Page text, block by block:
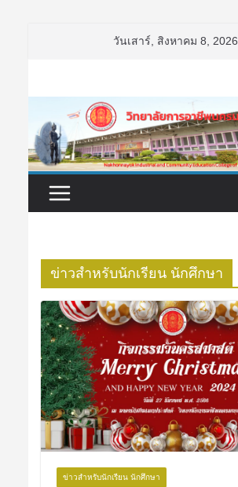
วันเสาร์, สิงหาคม 8, 2026
ข่าวสำหรับนักเรียน นักศึกษา
ข่าวสำหรับนักเรียน นักศึกษา